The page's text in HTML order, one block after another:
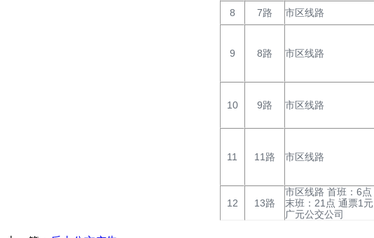
8
7路 市区线路
9 8路 市区线路
10 9路 市区线路
11 11路 市区线路
12 13路
市区线路 首班：6点
末班：21点 通票1元
广元公交公司